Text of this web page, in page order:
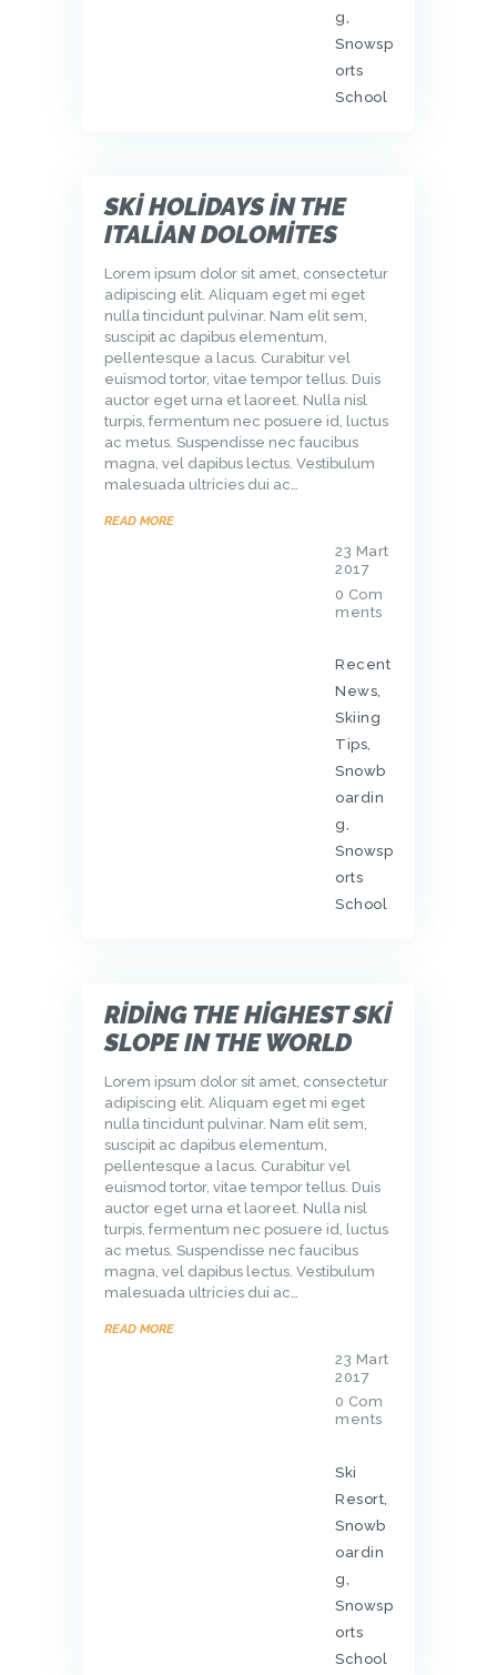
g
Snowsp
orts
School
SKI HOLIDAYS IN THE
ITALIAN DOLOMITES
Lorem ipsum dolor sit amet, consectetur
adipiscing elit. Aliquam eget mi eget
nulla tincidunt pulvinar. Nam elit sem,
suscipit ac dapibus elementum,
pellentesque a lacus. Curabitur vel
euismod tortor, vitae tempor tellus. Duis
auctor eget urna et laoreet. Nulla nisl
turpis, fermentum nec posuere id, luctus
ac metus. Suspendisse nec faucibus
magna, vel dapibus lectus. Vestibulum
malesuada ultricies dui ac…
READ MORE
23 Mart
2017
0 Com
ments
Recent
News,
Skiing
Tips,
Snowb
oardin
g,
Snowsp
orts
School
RIDING THE HIGHEST SKI
SLOPE IN THE WORLD
Lorem ipsum dolor sit amet, consectetur
adipiscing elit. Aliquam eget mi eget
nulla tincidunt pulvinar. Nam elit sem,
suscipit ac dapibus elementum,
pellentesque a lacus. Curabitur vel
euismod tortor, vitae tempor tellus. Duis
auctor eget urna et laoreet. Nulla nisl
turpis, fermentum nec posuere id, luctus
ac metus. Suspendisse nec faucibus
magna, vel dapibus lectus. Vestibulum
malesuada ultricies dui ac…
READ MORE
23 Mart
2017
0 Com
ments
Ski
Resort
Snowb
oardin
g
Snowsp
orts
School